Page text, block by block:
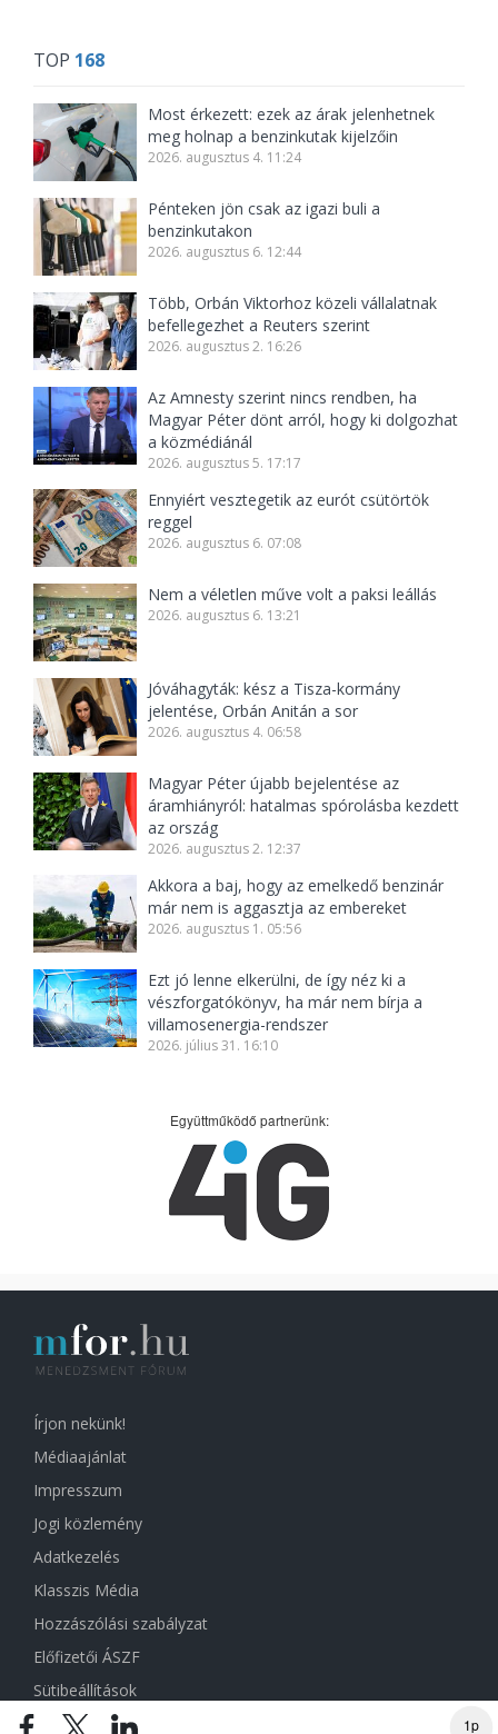
1p
TOP 168
Most érkezett: ezek az árak jelenhetnek
meg holnap a benzinkutak kijelzőin
2026. augusztus 4. 11:24
Pénteken jön csak az igazi buli a
benzinkutakon
2026. augusztus 6. 12:44
Több, Orbán Viktorhoz közeli vállalatnak
befellegezhet a Reuters szerint
2026. augusztus 2. 16:26
Az Amnesty szerint nincs rendben, ha
Magyar Péter dönt arról, hogy ki dolgozhat
a közmédiánál
2026. augusztus 5. 17:17
Ennyiért vesztegetik az eurót csütörtök
reggel
2026. augusztus 6. 07:08
Nem a véletlen műve volt a paksi leállás
2026. augusztus 6. 13:21
Jóváhagyták: kész a Tisza-kormány
jelentése, Orbán Anitán a sor
2026. augusztus 4. 06:58
Magyar Péter újabb bejelentése az
áramhiányról: hatalmas spórolásba kezdett
az ország
2026. augusztus 2. 12:37
Akkora a baj, hogy az emelkedő benzinár
már nem is aggasztja az embereket
2026. augusztus 1. 05:56
Ezt jó lenne elkerülni, de így néz ki a
vészforgatókönyv, ha már nem bírja a
villamosenergia-rendszer
2026. július 31. 16:10
Együttműködő partnerünk:
Írjon nekünk!
Médiaajánlat
Impresszum
Jogi közlemény
Adatkezelés
Klasszis Média
Hozzászólási szabályzat
Előfizetői ÁSZF
Sütibeállítások